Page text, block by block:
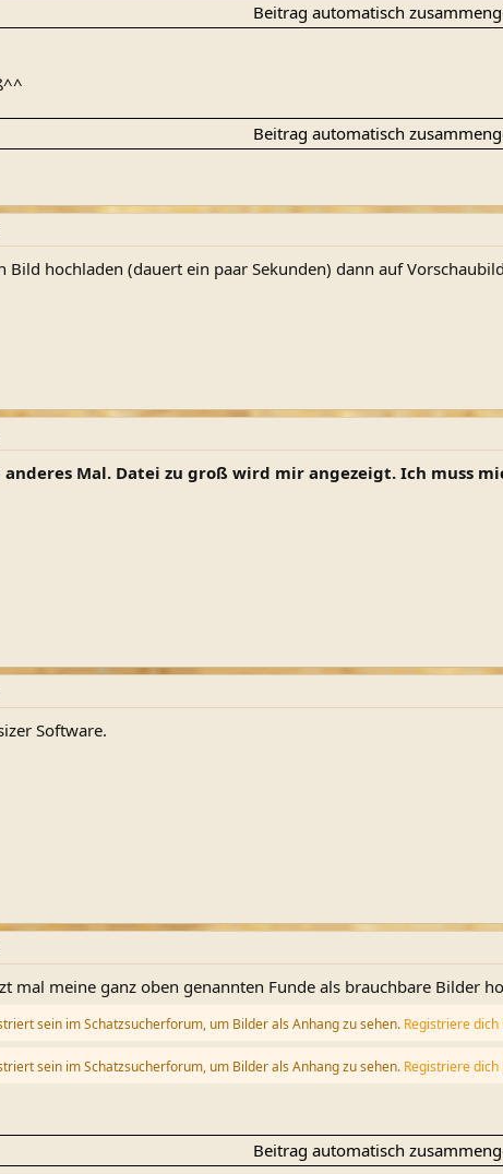
Beitrag automatisch
Beitrag automatisch
Bild hochladen (dauert ein paar Sekunden) dann auf
Mal. Datei zu groß wird mir angezeigt. Ich muss
Software.
mal meine ganz oben genannten Funde als brauchbare Bilder
sein im Schatzsucherforum, um Bilder als Anhang zu sehen. Registriere
sein im Schatzsucherforum, um Bilder als Anhang zu sehen. Registriere
Beitrag automatisch